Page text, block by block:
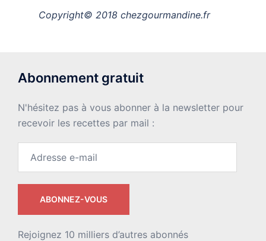
Copyright© 2018 chezgourmandine.fr
Abonnement gratuit
N'hésitez pas à vous abonner à la newsletter pour
recevoir les recettes par mail :
ABONNEZ-VOUS
Rejoignez 10 milliers d’autres abonnés